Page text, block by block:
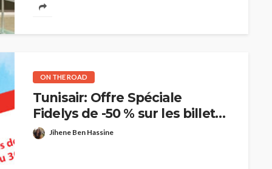
ON THE ROAD
Tunisair: Offre Spéciale
Fidelys de -50 % sur les billets
Prime !
Jihene Ben Hassine